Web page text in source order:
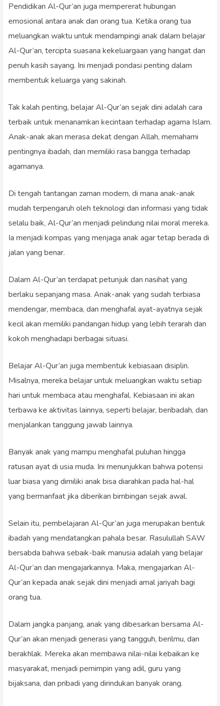
Pendidikan Al-Qur’an juga mempererat hubungan
emosional antara anak dan orang tua. Ketika orang tua
meluangkan waktu untuk mendampingi anak dalam belajar
Al-Qur’an, tercipta suasana kekeluargaan yang hangat dan
penuh kasih sayang. Ini menjadi pondasi penting dalam
membentuk keluarga yang sakinah.
Tak kalah penting, belajar Al-Qur’an sejak dini adalah cara
terbaik untuk menanamkan kecintaan terhadap agama Islam.
Anak-anak akan merasa dekat dengan Allah, memahami
pentingnya ibadah, dan memiliki rasa bangga terhadap
agamanya.
Di tengah tantangan zaman modern, di mana anak-anak
mudah terpengaruh oleh teknologi dan informasi yang tidak
selalu baik, Al-Qur’an menjadi pelindung nilai moral mereka.
Ia menjadi kompas yang menjaga anak agar tetap berada di
jalan yang benar.
Dalam Al-Qur’an terdapat petunjuk dan nasihat yang
berlaku sepanjang masa. Anak-anak yang sudah terbiasa
mendengar, membaca, dan menghafal ayat-ayatnya sejak
kecil akan memiliki pandangan hidup yang lebih terarah dan
kokoh menghadapi berbagai situasi.
Belajar Al-Qur’an juga membentuk kebiasaan disiplin.
Misalnya, mereka belajar untuk meluangkan waktu setiap
hari untuk membaca atau menghafal. Kebiasaan ini akan
terbawa ke aktivitas lainnya, seperti belajar, beribadah, dan
menjalankan tanggung jawab lainnya.
Banyak anak yang mampu menghafal puluhan hingga
ratusan ayat di usia muda. Ini menunjukkan bahwa potensi
luar biasa yang dimiliki anak bisa diarahkan pada hal-hal
yang bermanfaat jika diberikan bimbingan sejak awal.
Selain itu, pembelajaran Al-Qur’an juga merupakan bentuk
ibadah yang mendatangkan pahala besar. Rasulullah SAW
bersabda bahwa sebaik-baik manusia adalah yang belajar
Al-Qur’an dan mengajarkannya. Maka, mengajarkan Al-
Qur’an kepada anak sejak dini menjadi amal jariyah bagi
orang tua.
Dalam jangka panjang, anak yang dibesarkan bersama Al-
Qur’an akan menjadi generasi yang tangguh, berilmu, dan
berakhlak. Mereka akan membawa nilai-nilai kebaikan ke
masyarakat, menjadi pemimpin yang adil, guru yang
bijaksana, dan pribadi yang dirindukan banyak orang.